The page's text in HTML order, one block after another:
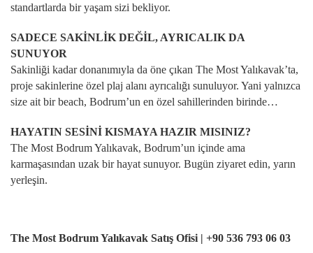
standartlarda bir yaşam sizi bekliyor.
SADECE SAKİNLİK DEĞİL, AYRICALIK DA
SUNUYOR
Sakinliği kadar donanımıyla da öne çıkan The Most Yalıkavak’ta,
proje sakinlerine özel plaj alanı ayrıcalığı sunuluyor. Yani yalnızca
size ait bir beach, Bodrum’un en özel sahillerinden birinde…
HAYATIN SESİNİ KISMAYA HAZIR MISINIZ?
The Most Bodrum Yalıkavak, Bodrum’un içinde ama
karmaşasından uzak bir hayat sunuyor. Bugün ziyaret edin, yarın
yerleşin.
The Most Bodrum Yalıkavak Satış Ofisi | +90 536 793 06 03